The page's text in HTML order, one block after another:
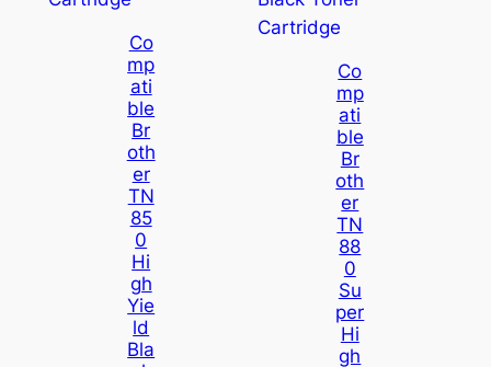
Co
Mp
Ati
Ble
Br
Oth
Er
TN
85
0
Hi
Gh
Yie
Ld
Bla
Co
Mp
Ati
Ble
Br
Oth
Er
TN
88
0
Su
Per
Hi
Gh